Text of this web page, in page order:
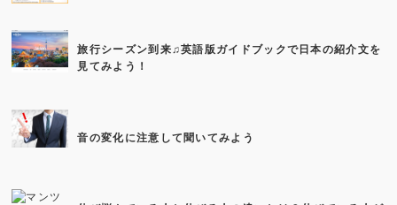
旅行シーズン到来♫英語版ガイドブックで日本の紹介文を
見てみよう！
音の変化に注意して聞いてみよう